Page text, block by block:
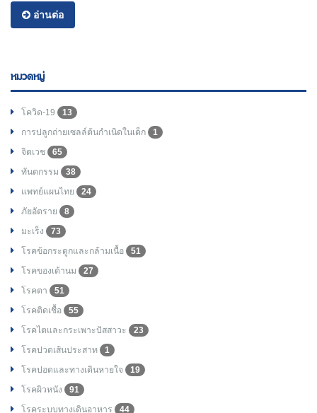
อ่านต่อ
หมวดหมู่
โควิด-19
13
การปลูกถ่ายเซลล์ต้นกำเนิดในเด็ก
1
จิตเวช
65
ทันตกรรม
38
แพทย์แผนไทย
24
ภัยอัตราย
8
มะเร็ง
73
โรคข้อกระดูกและกล้ามเนื้อ
51
โรคของเต้านม
27
โรคตา
51
โรคติดเชื้อ
55
โรคไตและกระเพาะปัสสาวะ
23
โรคปวดเส้นประสาท
1
โรคปอดและทางเดินหายใจ
19
โรคผิวหนัง
91
โรคระบบทางเดินอาหาร
44